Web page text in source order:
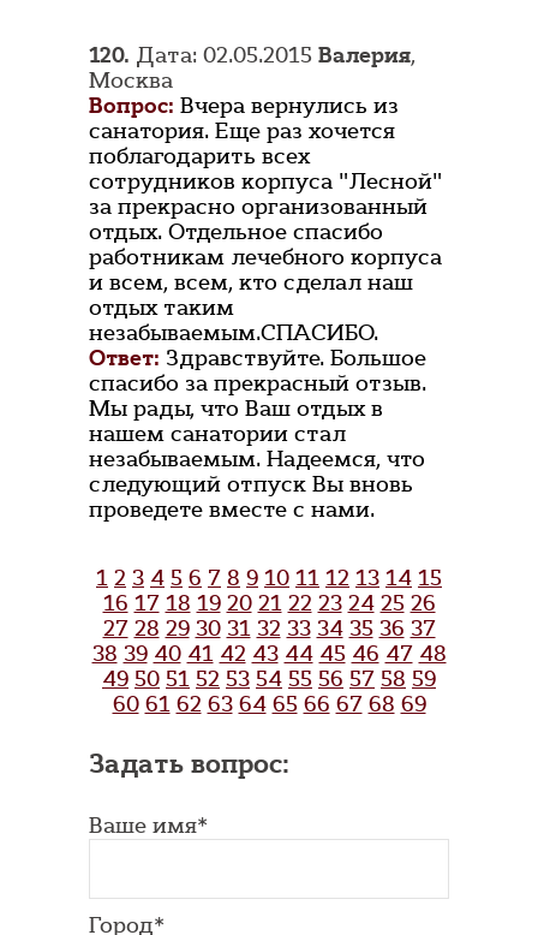
120. Дата: 02.05.2015 Валерия,
Москва
Вопрос: Вчера вернулись из
санатория. Еще раз хочется
поблагодарить всех
сотрудников корпуса "Лесной"
за прекрасно организованный
отдых. Отдельное спасибо
работникам лечебного корпуса
и всем, всем, кто сделал наш
отдых таким
незабываемым.СПАСИБО.
Ответ: Здравствуйте. Большое
спасибо за прекрасный отзыв.
Мы рады, что Ваш отдых в
нашем санатории стал
незабываемым. Надеемся, что
следующий отпуск Вы вновь
проведете вместе с нами.
1 2 3 4 5 6 7 8 9 10 11 12 13 14 15
16 17 18 19 20 21 22 23 24 25 26
27 28 29 30 31 32 33 34 35 36 37
38 39 40 41 42 43 44 45 46 47 48
49 50 51 52 53 54 55 56 57 58 59
60 61 62 63 64 65 66 67 68 69
Задать вопрос:
Ваше имя*
Город*